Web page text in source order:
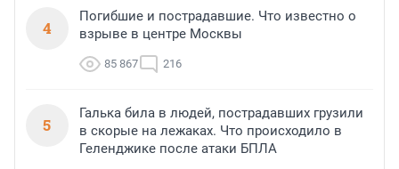
4
Погибшие и пострадавшие. Что известно о
взрыве в центре Москвы
85 867 216
5
Галька била в людей, пострадавших грузили
в скорые на лежаках. Что происходило в
Геленджике после атаки БПЛА